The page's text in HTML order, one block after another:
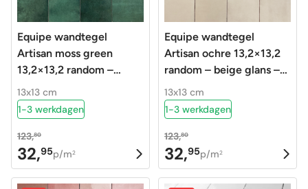
Equipe wandtegel
Artisan moss green
13,2×13,2 random –
donker groen glans –
handvorm – 24461
13x13 cm
1-3 werkdagen
123,80
Oorspronkelijke
prijs
32,95
Huidige
prijs
p/m2
Equipe wandtegel
Artisan ochre 13,2×13,2
random – beige glans –
handvorm – 24455
13x13 cm
1-3 werkdagen
123,80
Oorspronkelijke
prijs
32,95
Huidige
prijs
p/m2